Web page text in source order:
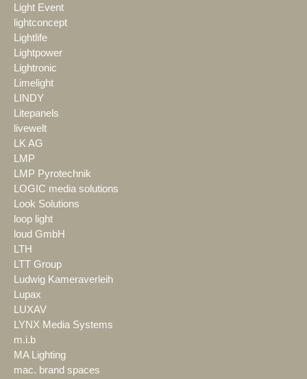
Light Event
lightconcept
Lightlife
Lightpower
Lightronic
Limelight
LINDY
Litepanels
livewelt
LK AG
LMP
LMP Pyrotechnik
LOGIC media solutions
Look Solutions
loop light
loud GmbH
LTH
LTT Group
Ludwig Kameraverleih
Lupax
LUXAV
LYNX Media Systems
m.i.b
MA Lighting
mac. brand spaces